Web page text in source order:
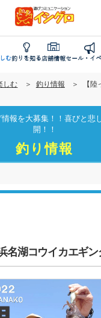
む釣りを知る店舗情報セール・イ
しむ 釣り情報
【
報を大募集！！喜びと悲
開！！
釣り情報
名湖コウイカエギン